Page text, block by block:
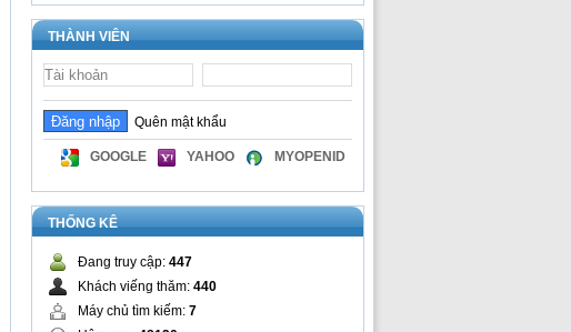
THÀNH VIÊN
Quên mật khẩu
GOOGLE YAHOO MYOPENID
THỐNG KÊ
Đang truy cập: 447
Khách viếng thăm: 440
Máy chủ tìm kiếm: 7